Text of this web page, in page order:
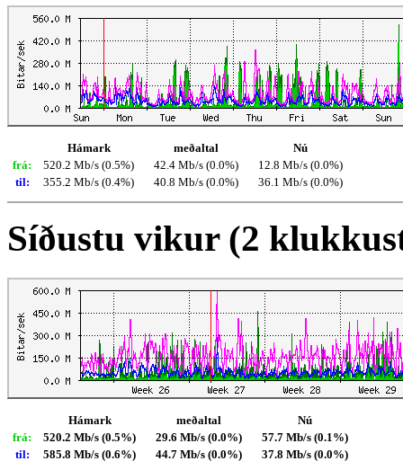
Hámark meðaltal
Nú
frá:
520.2 Mb/s (0.5%) 42.4 Mb/s (0.0%)
12.8 Mb/s (0.0%)
til:
355.2 Mb/s (0.4%) 40.8 Mb/s (0.0%) 36.1 Mb/s (0.0%)
Síðustu vikur (2
Hámark meðaltal
Nú
frá:
520.2 Mb/s (0.5%) 29.6 Mb/s (0.0%)
57.7 Mb/s (0.1%)
til:
585.8 Mb/s (0.6%) 44.7 Mb/s (0.0%) 37.8 Mb/s (0.0%)